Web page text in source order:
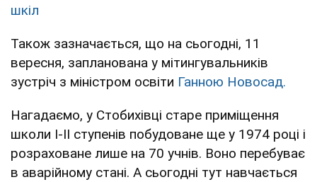
шкіл
Також зазначається, що на сьогодні, 11
вересня, запланована у мітингувальників
зустріч з міністром освіти Ганною Новосад.
Нагадаємо, у Стобихівці старе приміщення
школи I-ІІ ступенів побудоване ще у 1974 році і
розраховане лише на 70 учнів. Воно перебуває
в аварійному стані. А сьогодні тут навчається